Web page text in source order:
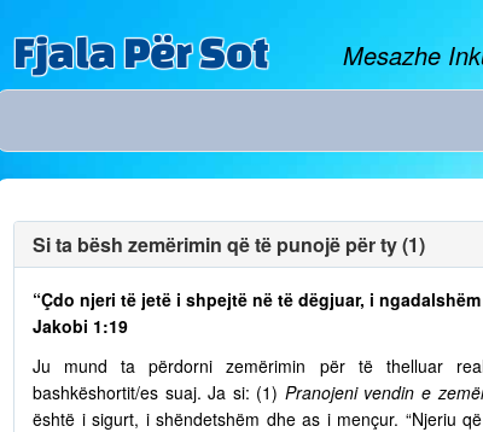
Fjala Për Sot Mesazhe
Si ta bësh zemërimin që të punojë për ty (1)
“Çdo njeri të jetë i shpejtë në të dëgjuar, i
Jakobi 1:19
Ju mund ta përdorni zemërimin për të thelluar
bashkëshortit/es suaj. Ja si: (1) Pranojeni vendin e
është i sigurt, i shëndetshëm dhe as i mençur. “Njeriu